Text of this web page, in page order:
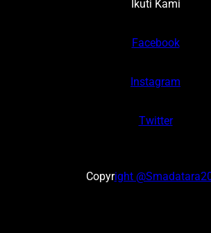
Ikuti Kami
Facebook
Instagram
Twitter
Copyright